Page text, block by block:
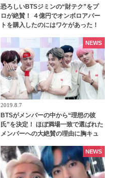
恐ろしいBTSジミンの“財テク”をプ
ロが絶賛！ ４億円でオンボロアパー
トを購入したのにはワケがあった！
地主になるってホント？
2019.8.7
BTSがメンバーの中から“理想の彼
氏”を決定！ ほぼ満場一致で選ばれた
メンバーへの大絶賛の理由に胸キュ
とは？「彼女にも優しくしてくれる
と思う」
NEWS
NEWS